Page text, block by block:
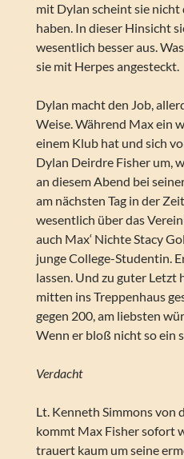
mit Dylan scheint sie nicht
haben. In dieser Hinsicht
wesentlich besser aus.
sie mit Herpes angesteckt.
Dylan macht den Job,
Weise. Während Max ein
einem Klub hat und sich
Dylan Deirdre Fisher um,
an diesem Abend bei
am nächsten Tag in der
wesentlich über das
auch Max‘ Nichte Stacy
junge College-Studentin.
lassen. Und zu guter Letzt
mitten ins Treppenhaus
gegen 200, am liebsten
Wenn er bloß nicht so ein
Verdacht
Lt. Kenneth Simmons von
kommt Max Fisher sofort
trauert kaum um seine